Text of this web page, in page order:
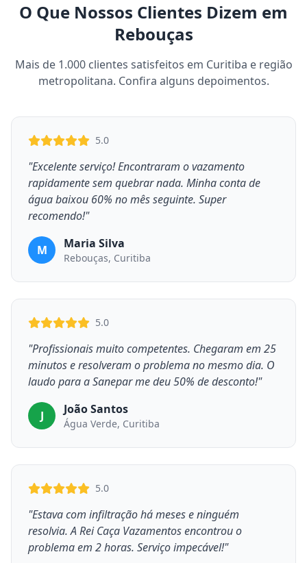
O Que Nossos Clientes Dizem em
Rebouças
Mais de 1.000 clientes satisfeitos em Curitiba e região
metropolitana. Confira alguns depoimentos.
5.0
"Excelente serviço! Encontraram o vazamento
rapidamente sem quebrar nada. Minha conta de
água baixou 60% no mês seguinte. Super
recomendo!"
M Maria Silva
Rebouças, Curitiba
5.0
"Profissionais muito competentes. Chegaram em 25
minutos e resolveram o problema no mesmo dia. O
laudo para a Sanepar me deu 50% de desconto!"
J João Santos
Água Verde, Curitiba
5.0
"Estava com infiltração há meses e ninguém
resolvia. A Rei Caça Vazamentos encontrou o
problema em 2 horas. Serviço impecável!"